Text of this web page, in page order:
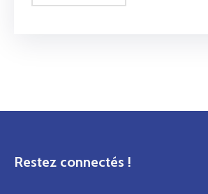
Restez connectés !